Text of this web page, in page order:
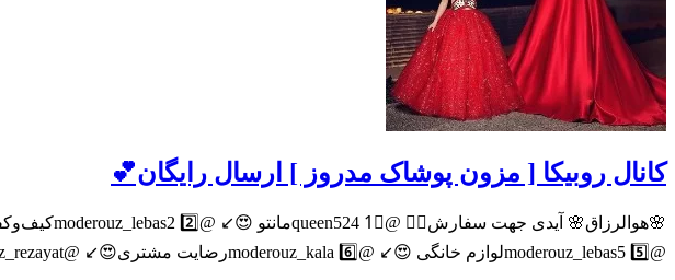
کانال روبیکا [ مزون پوشاک مدروز ] ارسال رایگان💕
@moderouz_lebas5 5️⃣لوازم خانگی 😍↙️ @moderouz_kala 6️⃣رضایت مشتری😍↙️ @moderouz_rezayat مدیریت:مریم هادی حقی